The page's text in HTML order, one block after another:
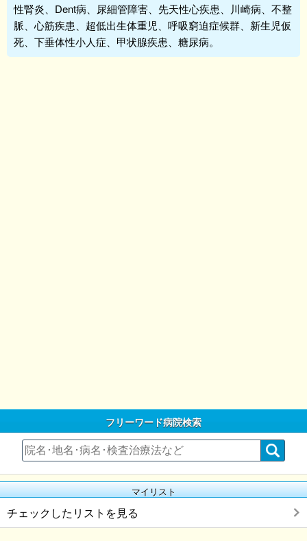
性腎炎、Dent病、尿細管障害、先天性心疾患、川崎病、不整
脈、心筋疾患、超低出生体重児、呼吸窮迫症候群、新生児仮
死、下垂体性小人症、甲状腺疾患、糖尿病。
フリーワード病院検索
マイリスト
チェックしたリストを見る